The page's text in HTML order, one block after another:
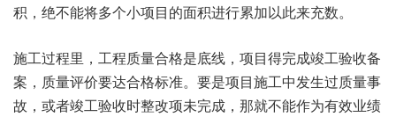
积，绝不能将多个小项目的面积进行累加以此来充数。
施工过程里，工程质量合格是底线，项目得完成竣工验收备
案，质量评价要达合格标准。要是项目施工中发生过质量事
故，或者竣工验收时整改项未完成，那就不能作为有效业绩